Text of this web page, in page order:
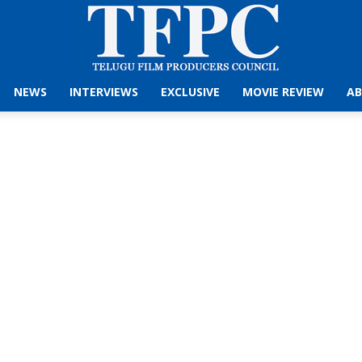
NEWS INTERVIEWS EXCLUSIVE MOVIE REVIEW